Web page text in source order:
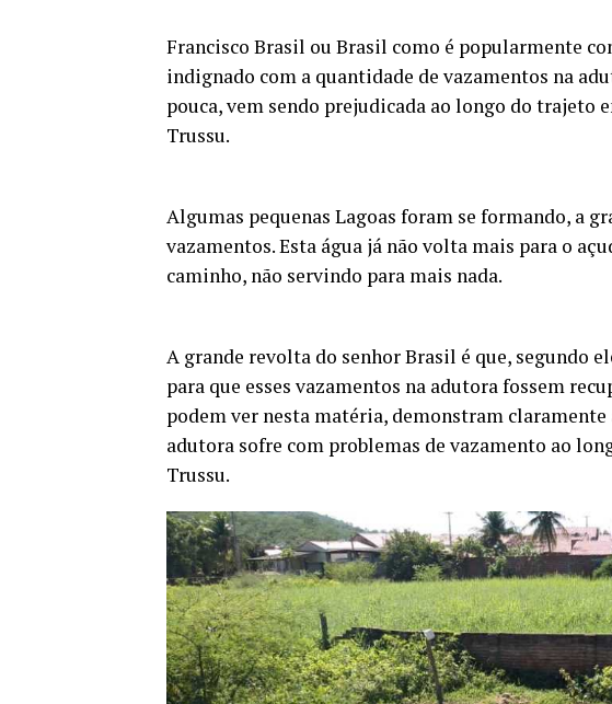
Francisco Brasil ou Brasil como é popularmente
indignado com a quantidade de vazamentos na
pouca, vem sendo prejudicada ao longo do trajeto
Trussu.
Algumas pequenas Lagoas foram se formando, a
vazamentos. Esta água já não volta mais para o
caminho, não servindo para mais nada.
A grande revolta do senhor Brasil é que, segundo
para que esses vazamentos na adutora fossem
podem ver nesta matéria, demonstram claramente
adutora sofre com problemas de vazamento ao
Trussu.